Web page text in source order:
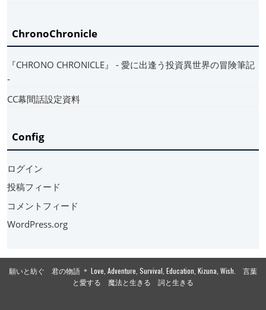
ChronoChronicle
『CHRONO CHRONICLE』 ‐ 愛に出逢う投資異世界の冒険筆記
‐
CC幕間話設定資料
Config
ログイン
投稿フィード
コメントフィード
WordPress.org
願いと紡ぐ 君の物語 ＊ Love, Adventure, Survival, Education, Kizuna, Wish. 言葉
と愛する 魔法と生きる 詞と生きる